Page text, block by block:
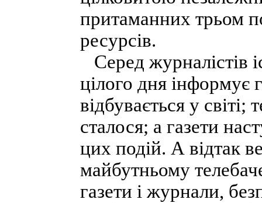
притаманних трьом
ресурсів.
Серед журналістів
цілого дня
відбувається у світі;
сталося; а газети
цих подій. А відтак
майбутньому
газети і журнали,